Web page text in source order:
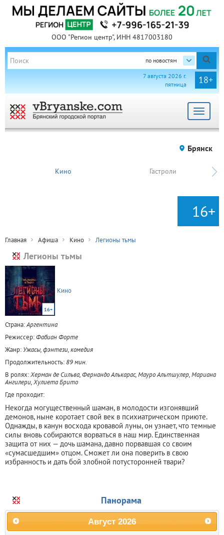
ООО "Регион центр", ИНН 4817003180
по новостям
18+
7 августа 2026 г.
пятница
Toggle
Брянск
Кино Гастроли
16+
Главная Афиша Кино Легионы тьмы
Легионы тьмы
16+
Кино
Страна:Аргентина
Режиссер:Фабиан Форте
Жанр: Ужасы, фэнтези, комедия
Продолжительность:89 мин.
В ролях:Херман де Сильва, Фернандо Алькарас, Мауро Альтшулер, Мариана
Ангилери, Хулиета Брито
Где проходит:
Некогда могущественный шаман, в молодости изгонявший
демонов, ныне коротает свой век в психиатрическом приюте.
Однажды, в канун восхода кровавой луны, он узнает, что темные
силы вновь собираются ворваться в наш мир. Единственная
защита от них — дочь шамана, давно порвавшая со своим
«сумасшедшим» отцом. Сможет ли она поверить в свою
избранность и дать бой злобной потусторонней твари?
Панорама
Август 2026